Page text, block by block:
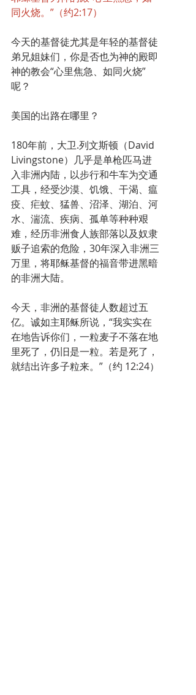
同火烧。”（约2:17）
今天的基督徒尤其是年轻的基督徒
弟兄姐妹们，你是否也为神的殿即
神的教会“心里焦急、如同火烧”
呢？
美国的出路在哪里？
180年前，大卫.列文斯顿（David
Livingstone）几乎是单枪匹马进
入非洲内陆，以步行和牛车为交通
工具，经受沙漠、饥饿、干渴、瘟
疫、疟蚊、猛兽、沼泽、湖泊、河
水、湍流、疾病、孤单等种种艰
难，经历非洲食人族部落以及奴隶
贩子追索的危险，30年深入非洲三
万里，将耶稣基督的福音带进黑暗
的非洲大陆。
今天，非洲的基督徒人数超过五
亿。诚如主耶稣所说，“我实实在
在地告诉你们，一粒麦子不落在地
里死了，仍旧是一粒。若是死了，
就结出许多子粒来。”（约 12:24）